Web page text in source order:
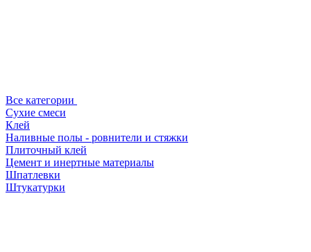
Все категории
Сухие смеси
Клей
Наливные полы - ровнители и стяжки
Плиточный клей
Цемент и инертные материалы
Шпатлевки
Штукатурки